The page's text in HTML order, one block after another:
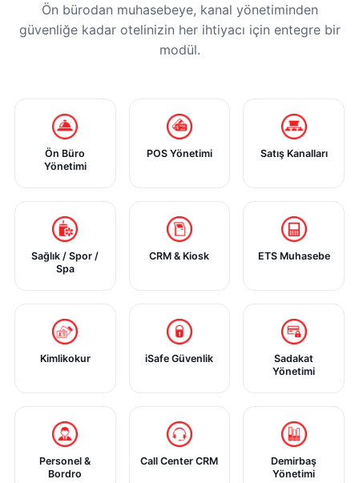
Ön bürodan muhasebeye, kanal yönetiminden
güvenliğe kadar otelinizin her ihtiyacı için entegre bir
modül.
Ön Büro
Yönetimi
POS Yönetimi Satış Kanalları
Sağlık / Spor /
Spa
CRM & Kiosk ETS Muhasebe
Kimlikokur iSafe Güvenlik
Sadakat
Yönetimi
Personel &
Bordro
Call Center CRM
Demirbaş
Yönetimi